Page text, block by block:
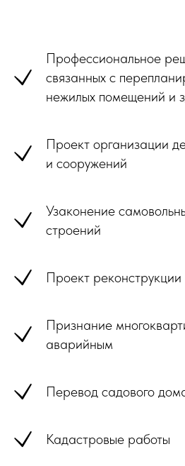
Профессиональное
связанных с
нежилых помещений и
Проект организации
и сооружений
Узаконение
строений
Проект
Признание
аварийным
Перевод садового
Кадастровые работы